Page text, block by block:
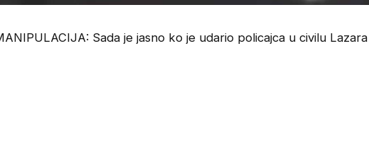
Sada je jasno ko je udario policajca u civilu Lazara